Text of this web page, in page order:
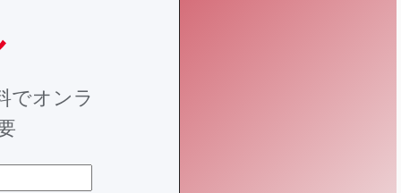
でオンラ